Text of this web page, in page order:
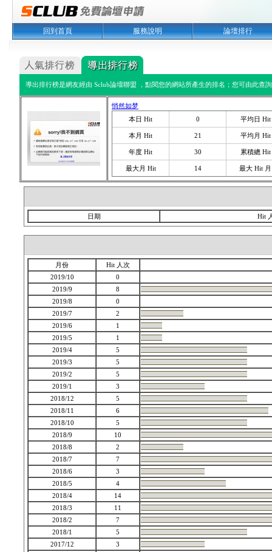
回到首頁 服務說明 論壇排行
導出排行榜是網友經由 Sclub論壇聯盟 ，點閱您的網站所產生的排名；您可由此查
悄然如梦
本日 Hit
0 平均日 Hit
本月 Hit 21 平均月 Hit
年度 Hit 30 累積總 Hit
最大月 Hit 14 最大 Hit 月
日期 Hit
月份
Hit 人次
2019/10
0
2019/9
8
2019/8
0
2019/7
2
2019/6
1
2019/5
1
2019/4
5
2019/3
5
2019/2
5
2019/1
3
2018/12
5
2018/11
6
2018/10
5
2018/9
10
2018/8
2
2018/7
7
2018/6
3
2018/5
4
2018/4
14
2018/3
11
2018/2
7
2018/1
5
2017/12
3